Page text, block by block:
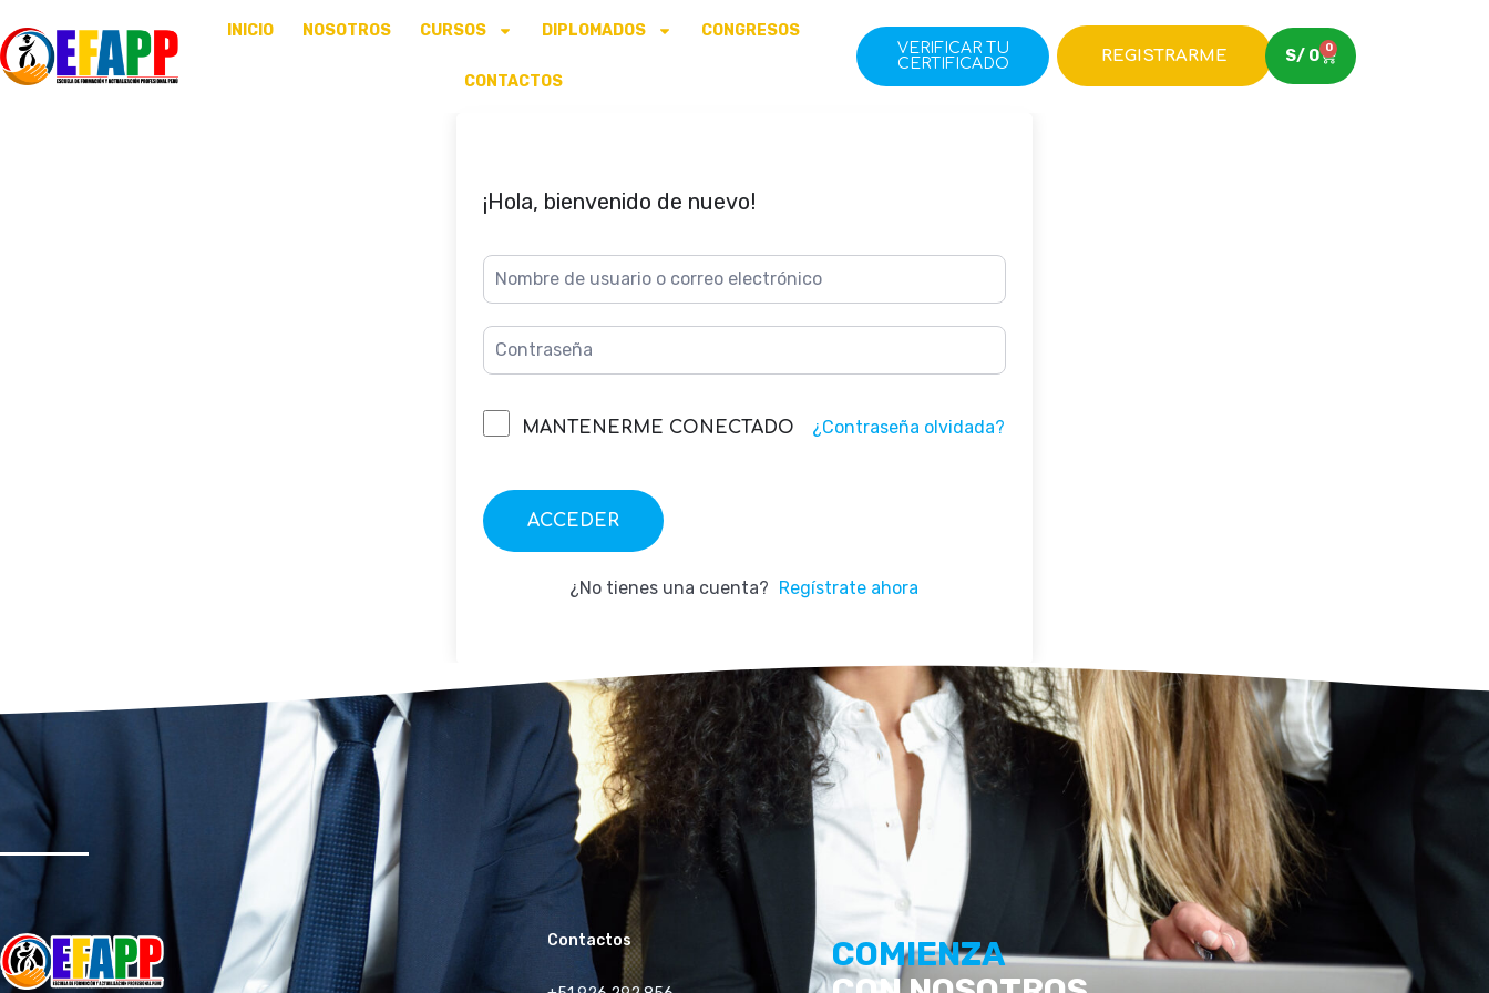
INICIO NOSOTROS CURSOS DIPLOMADOS CONGRESOS
CONTACTOS
VERIFICAR TU
CERTIFICADO
REGISTRARME S/ 0 0
¡Hola, bienvenido de nuevo!
MANTENERME CONECTADO ¿Contraseña olvidada?
ACCEDER
¿No tienes una cuenta? Regístrate ahora
Contactos
COMIENZA